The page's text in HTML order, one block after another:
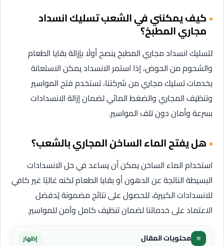
كيف يمكنني في الشعب تسليك انسداد
مجاري المطبخ؟
لتسليك انسداد مجاري المطبخ ينصح أولًا بإزالة بقايا الطعام
والشحوم من الحوض، إذا استمر الانسداد يمكن الاستعانة
بخدمات تسليك مجاري من شركتنا، تستخدم فتح المواسير
وتنظيف المجاري والضغط المائي لضمان إزالة الانسدادات
بسرعة وأمان دون تلف المواسير.
هل يفتح الماء الساخن المجاري بالشعب؟
استخدام الماء الساخن يمكن أن يساعد في حل الانسدادات
البسيطة الناتجة عن الدهون أو بقايا الطعام لكنه غالبًا غير كافي
للانسدادات الكبيرة، للحصول على نتائج مضمونة يُدفضل
الاعتماد على خدماتنا لضمان تنظيف كامل وآمن للمواسير.
≡ محتويات المقال إظهار